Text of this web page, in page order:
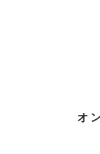
オ